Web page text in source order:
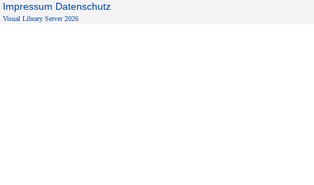
Impressum Datenschutz
Visual Library Server 2026